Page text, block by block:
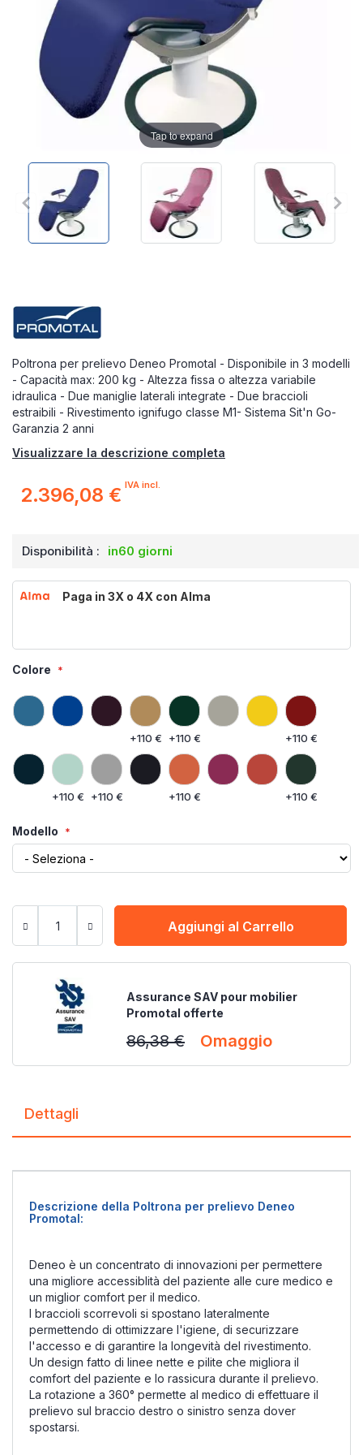
Poltrona per prelievo Deneo Promotal - Disponibile in 3 modelli
- Capacità max: 200 kg - Altezza fissa o altezza variabile
idraulica - Due maniglie laterali integrate - Due braccioli
estraibili - Rivestimento ignifugo classe M1- Sistema Sit'n Go-
Garanzia 2 anni
Visualizzare la descrizione completa
2.396,08 € IVA incl.
Disponibilità : in60 giorni
Paga in 3X o 4X con Alma
Colore
+110 € +110 € +110 €
+110 € +110 € +110 € +110 €
Modello
Aggiungi al Carrello
Assurance SAV pour mobilier
Promotal offerte
86,38 € Omaggio
Tap to expand
Dettagli
Descrizione della Poltrona per prelievo Deneo
Promotal:
Deneo è un concentrato di innovazioni per permettere
una migliore accessiblità del paziente alle cure medico e
un miglior comfort per il medico.
I braccioli scorrevoli si spostano lateralmente
permettendo di ottimizzare l'igiene, di securizzare
l'accesso e di garantire la longevità del rivestimento.
Un design fatto di linee nette e pilite che migliora il
comfort del paziente e lo rassicura durante il prelievo.
La rotazione a 360° permette al medico di effettuare il
prelievo sul braccio destro o sinistro senza dover
spostarsi.